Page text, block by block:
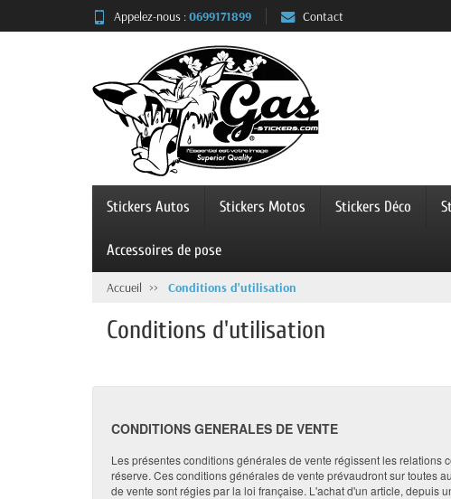
Appelez-nous :0699171899 Contact
Stickers Autos Stickers Motos Stickers Déco
Accessoires de pose
Accueil Conditions d'utilisation
Conditions d'utilisation
CONDITIONS GENERALES DE VENTE
Les présentes conditions générales de vente régissent les relations
réserve. Ces conditions générales de vente prévaudront sur toutes
de vente sont régies par la loi française. L'achat d'un article, depuis
Panneau de gestion des cookies